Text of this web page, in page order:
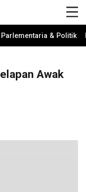
Parlementaria & Politik
Awak